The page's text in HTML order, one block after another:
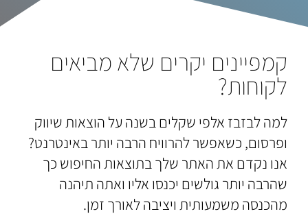
קמפיינים יקרים שלא מביאים
לקוחות?
למה לבזבז אלפי שקלים בשנה על הוצאות שיווק
ופרסום, כשאפשר להרוויח הרבה יותר באינטרנט?
אנו נקדם את האתר שלך בתוצאות החיפוש כך
שהרבה יותר גולשים יכנסו אליו ואתה תיהנה
מהכנסה משמעותית ויציבה לאורך זמן.